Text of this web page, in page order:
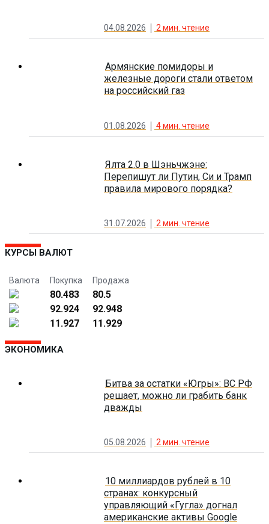
04.08.2026 2 мин. чтение
Армянские помидоры и
железные дороги стали ответом
на российский газ
01.08.2026 4мин. чтение
Ялта 2.0 в Шэньчжэне:
Перепишут ли Путин, Си и Трамп
правила мирового порядка?
31.07.2026 2мин. чтение
КУРСЫ ВАЛЮТ
Валюта Покупка Продажа
80.483
80.5
92.924
92.948
11.927
11.929
ЭКОНОМИКА
Битва за остатки «Югры»: ВС РФ
решает, можно ли грабить банк
дважды
05.08.2026 2 мин. чтение
10 миллиардов рублей в 10
странах: конкурсный
управляющий «Гугла» догнал
американские активы Google